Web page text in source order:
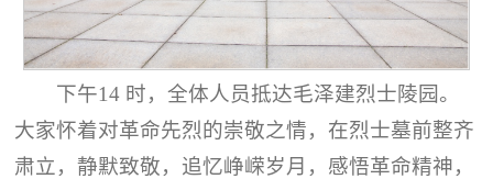
下午14 时，全体人员抵达毛泽建烈士陵园。
大家怀着对革命先烈的崇敬之情，在烈士墓前整齐
肃立，静默致敬，追忆峥嵘岁月，感悟革命精神，